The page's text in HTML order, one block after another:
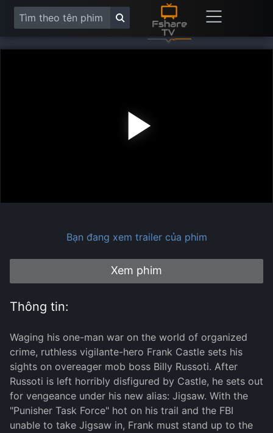
Bạn đang xem trailer của phim
Xem phim
Thông tin:
Waging his one-man war on the world of organized
crime, ruthless vigilante-hero Frank Castle sets his
sights on overeager mob boss Billy Russoti. After
Russoti is left horribly disfigured by Castle, he sets out
for vengeance under his new alias: Jigsaw. With the
"Punisher Task Force" hot on his trail and the FBI
unable to take Jigsaw in, Frank must stand up to the